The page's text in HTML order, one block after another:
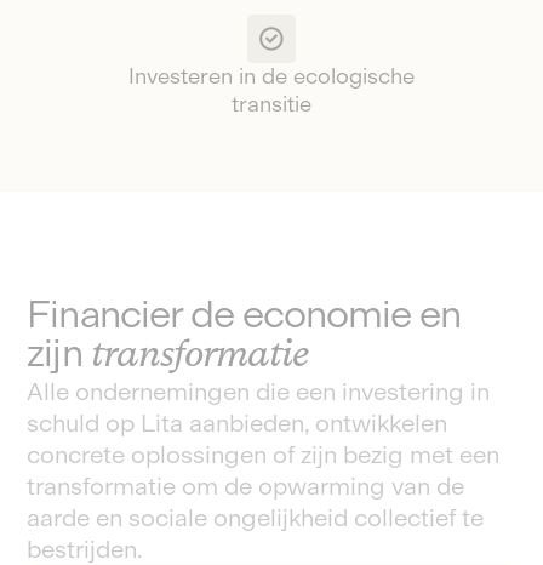
Investeren in de ecologische
transitie
Financier de economie en
zijn transformatie
Alle ondernemingen die een investering in
schuld op Lita aanbieden, ontwikkelen
concrete oplossingen of zijn bezig met een
transformatie om de opwarming van de
aarde en sociale ongelijkheid collectief te
bestrijden.